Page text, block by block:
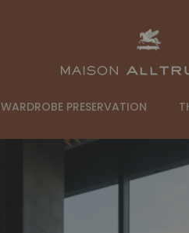
WARDROBE PRESERVATION